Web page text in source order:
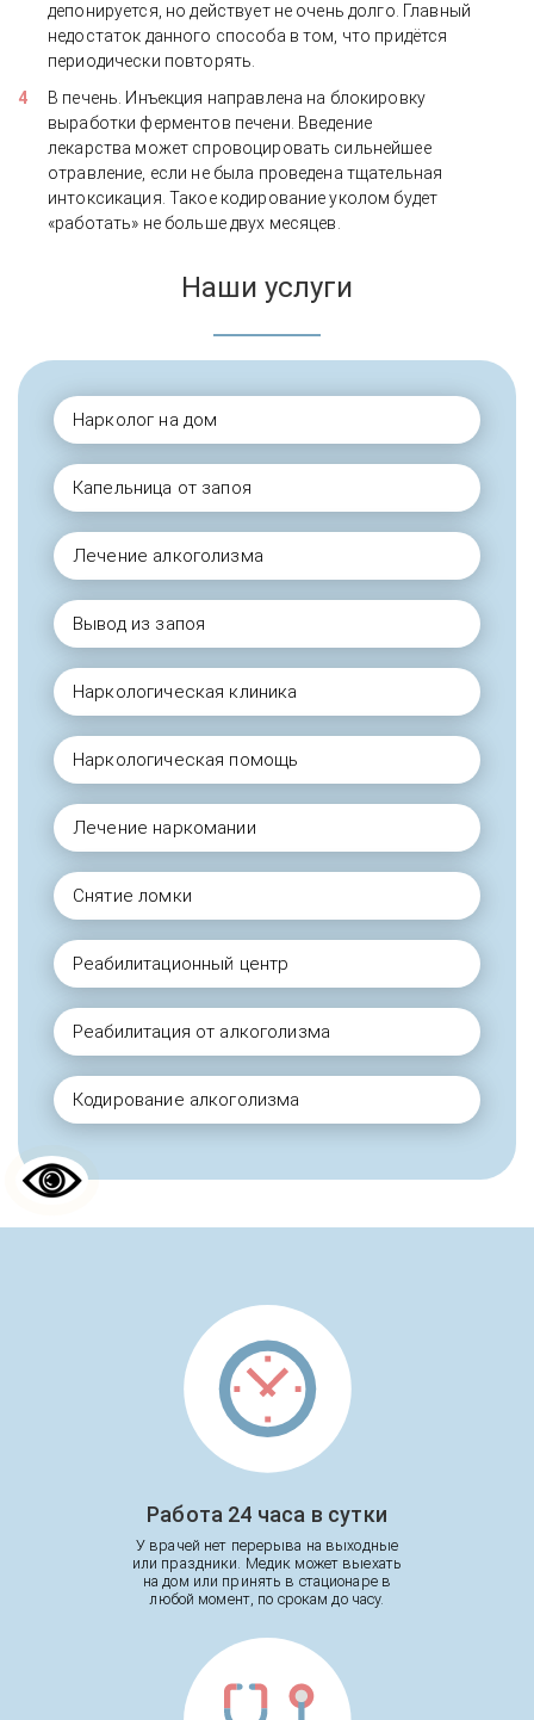
депонируется, но действует не очень долго. Главный
недостаток данного способа в том, что придётся
периодически повторять.
В печень. Инъекция направлена на блокировку
выработки ферментов печени. Введение
лекарства может спровоцировать сильнейшее
отравление, если не была проведена тщательная
интоксикация. Такое кодирование уколом будет
«работать» не больше двух месяцев.
Наши услуги
Нарколог на дом
Капельница от запоя
Лечение алкоголизма
Вывод из запоя
Наркологическая клиника
Наркологическая помощь
Лечение наркомании
Снятие ломки
Реабилитационный центр
Реабилитация от алкоголизма
Кодирование алкоголизма
Работа 24 часа в сутки
У врачей нет перерыва на выходные
или праздники. Медик может выехать
на дом или принять в стационаре в
любой момент, по срокам до часу.